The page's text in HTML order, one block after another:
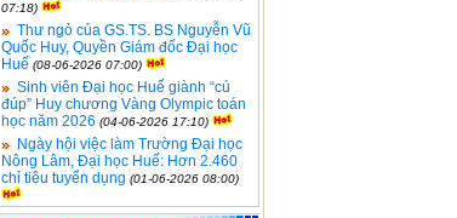
07:18)
Thư ngỏ của GS.TS. BS Nguyễn Vũ
Quốc Huy, Quyền Giám đốc Đại học
Huế (08-06-2026 07:00)
Sinh viên Đại học Huế giành “cú
đúp” Huy chương Vàng Olympic toán
học năm 2026 (04-06-2026 17:10)
Ngày hội việc làm Trường Đại học
Nông Lâm, Đại học Huế: Hơn 2.460
chỉ tiêu tuyển dụng (01-06-2026 08:00)